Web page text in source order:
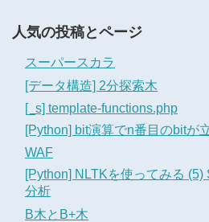
人気の投稿とページ
スーパースカラ
[データ構造] 2分探索木
[_s] template-functions.php
[Python] bit演算でn番目のbitが
WAF
[Python] NLTKを使ってみる
分析
B木とB+木